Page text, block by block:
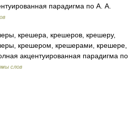
парадигма по А. А.
крешера, крешеров, крешеру,
крешером, крешерами, крешере,
акцентуированная парадигма по
слов